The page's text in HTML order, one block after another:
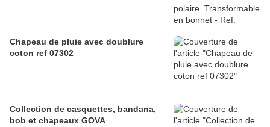
Chapeau de pluie avec doublure
coton ref 07302
Collection de casquettes, bandana,
bob et chapeaux GOVA